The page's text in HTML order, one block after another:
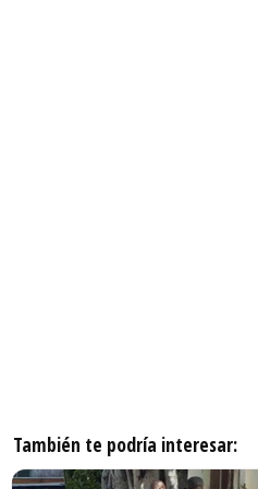
También te podría interesar: